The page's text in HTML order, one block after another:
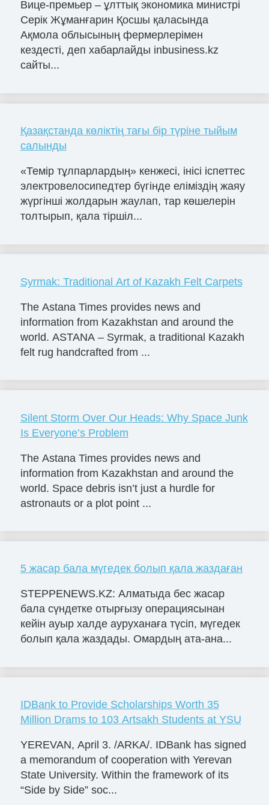
Вице-премьер – ұлттық экономика министрі
Серік Жұманғарин Қосшы қаласында
Ақмола облысының фермерлерімен
кездесті, деп хабарлайды inbusiness.kz
сайты...
Қазақстанда көліктің тағы бір түріне тыйым
салынды
«Темір тұлпарлардың» кенжесі, інісі іспеттес
электровелосипедтер бүгінде еліміздің жаяу
жүргінші жолдарын жаулап, тар көшелерін
толтырып, қала тіршіл...
Syrmak: Traditional Art of Kazakh Felt Carpets
The Astana Times provides news and
information from Kazakhstan and around the
world. ASTANA – Syrmak, a traditional Kazakh
felt rug handcrafted from ...
Silent Storm Over Our Heads: Why Space Junk
Is Everyone’s Problem
The Astana Times provides news and
information from Kazakhstan and around the
world. Space debris isn’t just a hurdle for
astronauts or a plot point ...
5 жасар бала мүгедек болып қала жаздаған
STEPPENEWS.KZ: Алматыда бес жасар
бала сүндетке отырғызу операциясынан
кейін ауыр халде ауруханаға түсіп, мүгедек
болып қала жаздады. Омардың ата-ана...
IDBank to Provide Scholarships Worth 35
Million Drams to 103 Artsakh Students at YSU
YEREVAN, April 3. /ARKA/. IDBank has signed
a memorandum of cooperation with Yerevan
State University. Within the framework of its
“Side by Side” soc...